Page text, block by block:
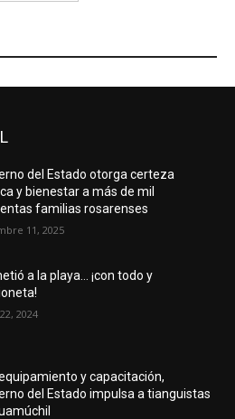
del Estado otorga certeza
y bienestar a más de mil
familias rosarenses
11, 2025
a la playa… ¡con todo y
2024
y capacitación,
del Estado impulsa a tianguistas